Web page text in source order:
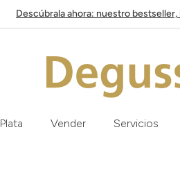
Descúbrala ahora: nuestro
Plata Vender Servicios